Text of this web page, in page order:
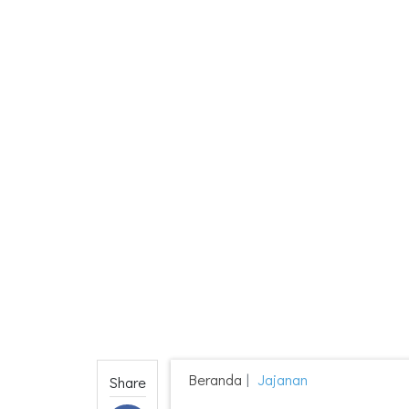
Share Beranda Jajanan